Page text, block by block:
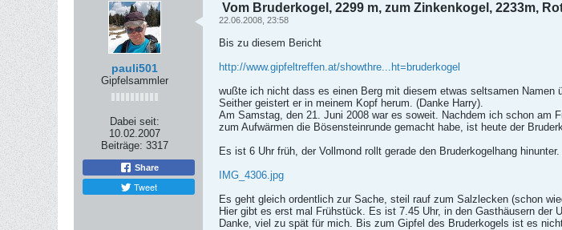
pauli501
Gipfelsammler
Dabei seit:
10.02.2007
Beiträge: 3317
Share
Tweet
Vom Bruderkogel, 2299 m, zum Zinkenkogel, 2233m,
22.06.2008, 23:58
Bis zu diesem Bericht
http://www.gipfeltreffen.at/showthre...ht=bruderkogel
wußte ich nicht dass es einen Berg mit diesem etwas seltsamen Namen
Seither geistert er in meinem Kopf herum. (Danke Harry).
Am Samstag, den 21. Juni 2008 war es soweit. Nachdem ich schon am
zum Aufwärmen die Bösensteinrunde gemacht habe, ist heute der
Es ist 6 Uhr früh, der Vollmond rollt gerade den Bruderkogelhang hinunter.
IMG_4306.jpg
Es geht gleich ordentlich zur Sache, steil rauf zum Salzlecken (schon
Hier gibt es erst mal Frühstück. Es ist 7.45 Uhr, in den Gasthäusern der
Danke, viel zu spät für mich. Bis zum Gipfel des Bruderkogels ist es